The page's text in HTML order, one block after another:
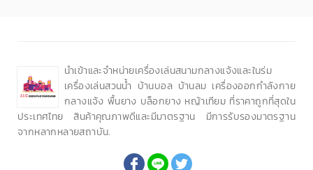
นำเข้าและจำหน่ายเครื่องเล่นสนามกลางแจ้งและในร่ม
เครื่องเล่นสวนน้ำ บ้านบอล บ้านลม เครื่องออกกำลังกาย
กลางแจ้ง พื้นยาง บล็อกยาง หญ้าเทียม ที่ราคาถูกที่สุดใน
ประเทศไทย สินค้าคุณภาพดีและมีมาตรฐาน มีการรับรองมาตรฐาน
จากหลากหลายสถาบัน.